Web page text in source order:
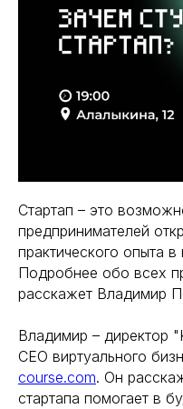
Стартап – это
предпринимателей
практического опыта
Подробнее обо всех
расскажет Владимир
Владимир – директор
CEO виртуального
course.com. Он
стартапа помогает в